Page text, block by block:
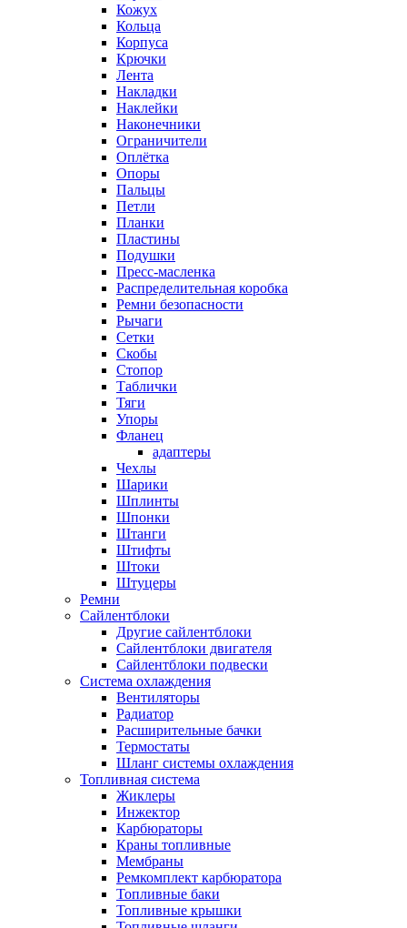
Кожух
Кольца
Корпуса
Крючки
Лента
Накладки
Наклейки
Наконечники
Ограничители
Оплётка
Опоры
Пальцы
Петли
Планки
Пластины
Подушки
Пресс-масленка
Распределительная коробка
Ремни безопасности
Рычаги
Сетки
Скобы
Стопор
Таблички
Тяги
Упоры
Фланец
адаптеры
Чехлы
Шарики
Шплинты
Шпонки
Штанги
Штифты
Штоки
Штуцеры
Ремни
Сайлентблоки
Другие сайлентблоки
Сайлентблоки двигателя
Сайлентблоки подвески
Система охлаждения
Вентиляторы
Радиатор
Расширительные бачки
Термостаты
Шланг системы охлаждения
Топливная система
Жиклеры
Инжектор
Карбюраторы
Краны топливные
Мембраны
Ремкомплект карбюратора
Топливные баки
Топливные крышки